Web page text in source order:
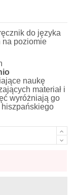
do języka
na poziomie
naukę
materiał i
wyróżniają go